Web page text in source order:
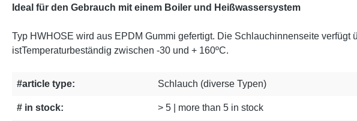
Ideal für den Gebrauch mit einem Boiler und Heißwassersystem
Typ HWHOSE wird aus EPDM Gummi gefertigt. Die Schlauchinnenseite
istTemperaturbeständig zwischen -30 und + 160ºC.
#article type: Schlauch (diverse Typen)
# in stock: > 5 | more than 5 in stock